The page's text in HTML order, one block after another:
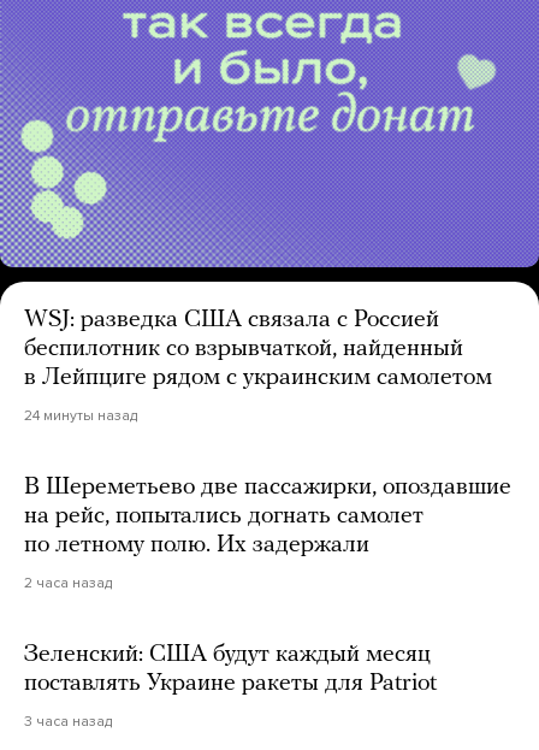
WSJ: разведка США связала с Россией
беспилотник со взрывчаткой, найденный
в Лейпциге рядом с украинским самолетом
24 минуты назад
В Шереметьево две пассажирки, опоздавшие
на рейс, попытались догнать самолет
по летному полю. Их задержали
2 часа назад
Зеленский: США будут каждый месяц
поставлять Украине ракеты для Patriot
3 часа назад